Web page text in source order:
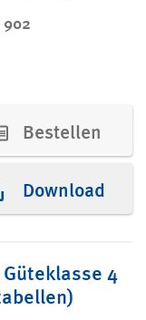
902
Bestellen
Download
4